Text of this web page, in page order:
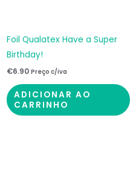
Foil Qualatex Have a Super
Birthday!
€6.90 Preço c/iva
ADICIONAR AO
CARRINHO